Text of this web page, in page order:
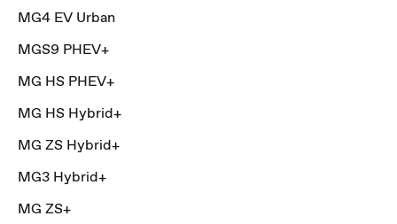
MG4 EV Urban
MGS9 PHEV+
MG HS PHEV+
MG HS Hybrid+
MG ZS Hybrid+
MG3 Hybrid+
MG ZS+